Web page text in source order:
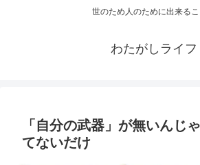
世のため人のために出来る
わたがしライフ
「自分の武器」が無いんじ
てないだけ